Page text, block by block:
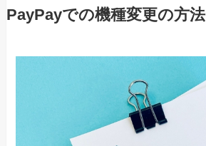
PayPayでの機種変更の方法